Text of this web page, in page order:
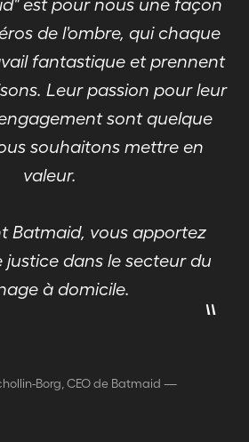
est pour nous une façon
de l'ombre, qui chaque
fantastique et prennent
Leur passion pour leur
sont quelque
souhaitons mettre en
valeur.
Batmaid, vous apportez
dans le secteur du
à domicile.
"
Borg, CEO de Batmaid —